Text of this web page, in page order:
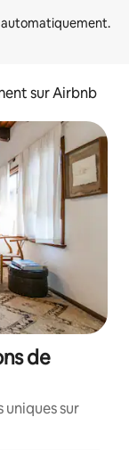
sur Airbnb
de
uniques sur